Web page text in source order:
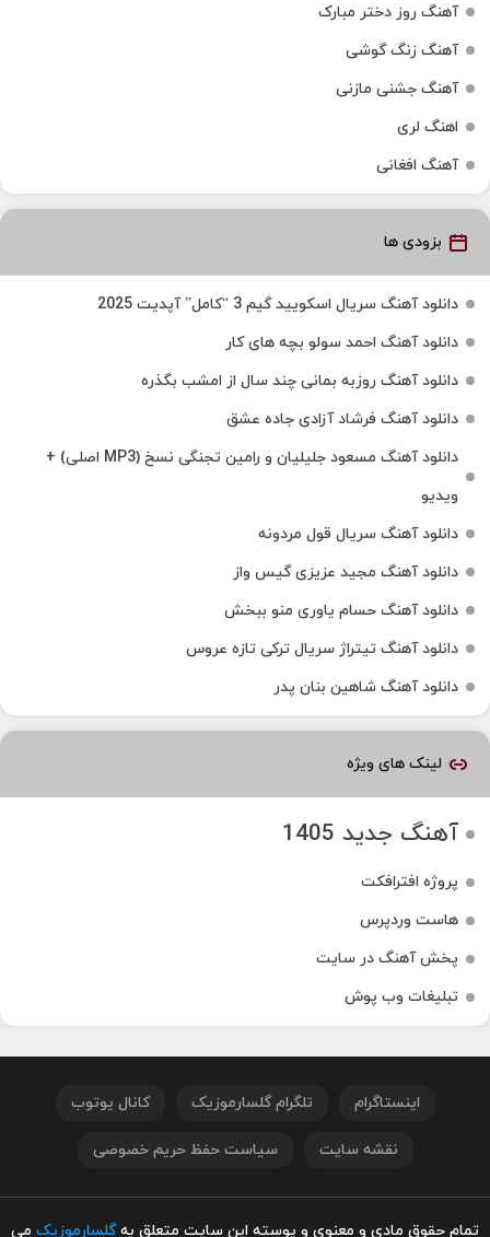
آهنگ روز دختر مبارک
آهنگ زنگ گوشی
آهنگ جشنی مازنی
اهنگ لری
آهنگ افغانی
بزودی ها
دانلود آهنگ سریال اسکویید گیم 3 “کامل” آپدیت 2025
دانلود آهنگ احمد سولو بچه های کار
دانلود آهنگ روزبه بمانی چند سال از امشب بگذره
دانلود آهنگ فرشاد آزادی جاده عشق
دانلود آهنگ مسعود جلیلیان و رامین تجنگی نسخ (MP3 اصلی) +
ویدیو
دانلود آهنگ سریال قول مردونه
دانلود آهنگ مجید عزیزی گیس واز
دانلود آهنگ حسام یاوری منو ببخش
دانلود آهنگ تیتراژ سریال ترکی تازه عروس
دانلود آهنگ شاهین بنان پدر
لینک های ویژه
آهنگ جدید 1405
پروژه افترافکت
هاست وردپرس
پخش آهنگ در سایت
تبلیغات وب پوش
اینستاگرام تلگرام گلسارموزیک کانال یوتوب
نقشه سایت سیاست حفظ حریم خصوصی
تمام حقوق مادی و معنوی و پوسته این سایت متعلق بهگلسارموزیک می